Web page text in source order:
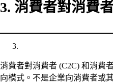
3. 消費者對消費
消費者對消費者 (C2C) 和消費
向模式。不是企業向消費者或